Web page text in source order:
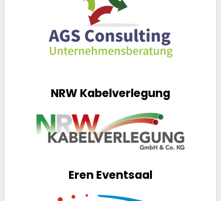
NRW Kabelverlegung
Eren Eventsaal